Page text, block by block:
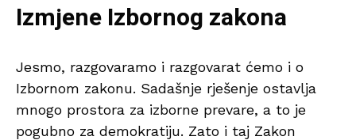
Izmjene Izbornog zakona
Jesmo, razgovaramo i razgovarat ćemo i o
Izbornom zakonu. Sadašnje rješenje ostavlja
mnogo prostora za izborne prevare, a to je
pogubno za demokratiju. Zato i taj Zakon